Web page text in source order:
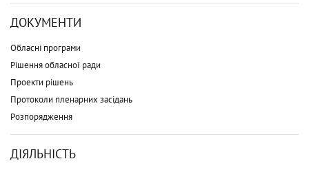
ДОКУМЕНТИ
Обласні програми
Рішення обласної ради
Проекти рішень
Протоколи пленарних засідань
Розпорядження
ДІЯЛЬНІСТЬ